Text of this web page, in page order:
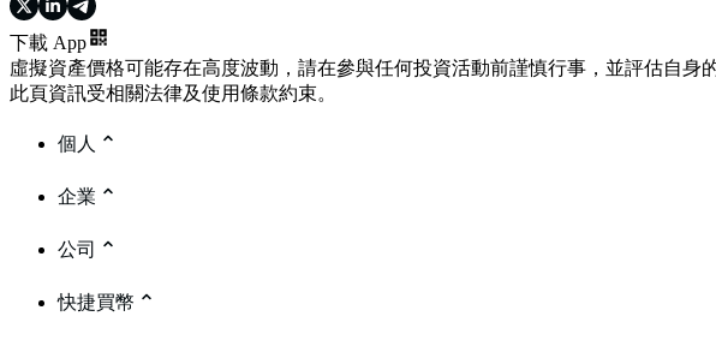
下載 App
虛擬資產價格可能存在高度波動，請在參與任何投資活動前謹慎行事，並評估自身
此頁資訊受相關法律及使用條款約束。
個人
企業
公司
快捷買幣